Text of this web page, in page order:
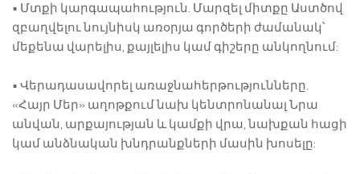
• Մտքի կարգապահություն. Մարզել միտքը Աստծով
զբաղվելու նույնիսկ առօրյա գործերի ժամանակ՝
մեքենա վարելիս, քայլելիս կամ գիշերը անկողնում:
• Վերադասավորել առաջնահերթությունները.
«Հայր Մեր» աղոթքում նախ կենտրոնանալ Նրա
անվան, արքայության և կամքի վրա, նախքան հացի
կամ անձնական խնդրանքների մասին խոսելը: